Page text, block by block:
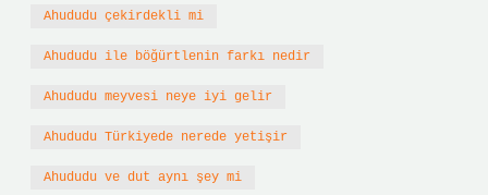
Ahududu çekirdekli mi
Ahududu ile böğürtlenin farkı nedir
Ahududu meyvesi neye iyi gelir
Ahududu Türkiyede nerede yetişir
Ahududu ve dut aynı şey mi